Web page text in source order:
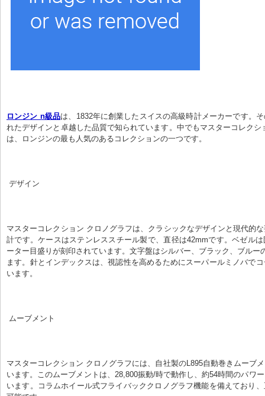
ロンジン n級品は、1832年に創業したスイスの高級時計メーカーです。
れたデザインと卓越した品質で知られています。中でもマスターコレクシ
は、ロンジンの最も人気のあるコレクションの一つです。
デザイン
マスターコレクション クロノグラフは、クラシックなデザインと現代的
計です。ケースはステンレススチール製で、直径は42mmです。ベゼル
ーター目盛りが刻印されています。文字盤はシルバー、ブラック、ブルー
ます。針とインデックスは、視認性を高めるためにスーパールミノバで
います。
ムーブメント
マスターコレクション クロノグラフには、自社製のL895自動巻きムーブ
います。このムーブメントは、28,800振動/時で動作し、約54時間のパワ
います。コラムホイール式フライバッククロノグラフ機能を備えており